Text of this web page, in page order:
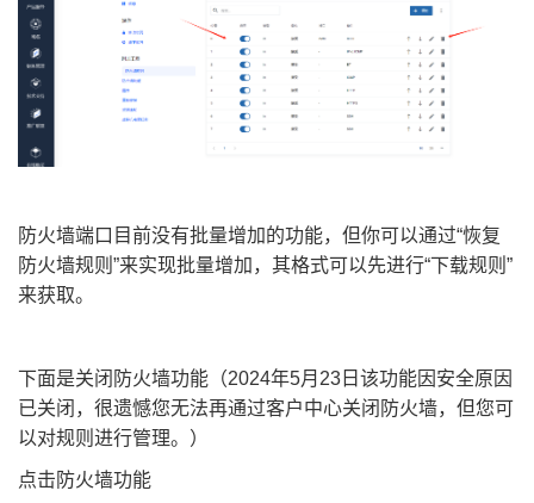
防火墙端口目前没有批量增加的功能，但你可以通过“恢复
防火墙规则”来实现批量增加，其格式可以先进行“下载规则”
来获取。
下面是关闭防火墙功能（2024年5月23日该功能因安全原因
已关闭，很遗憾您无法再通过客户中心关闭防火墙，但您可
以对规则进行管理。）
点击防火墙功能